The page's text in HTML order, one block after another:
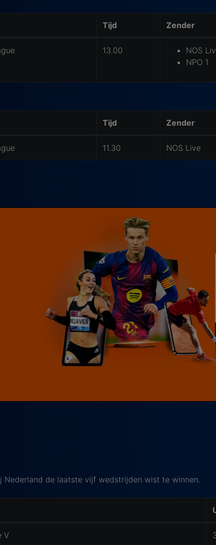
Tijd Zender
13.00
NOS
NPO 1
Tijd Zender
11.30 NOS Live
Nederland de laatste vijf wedstrijden wist te winnen.
V